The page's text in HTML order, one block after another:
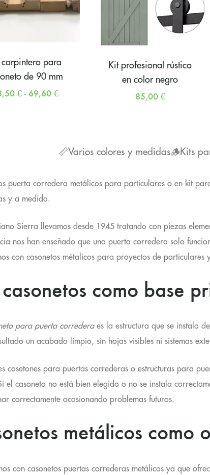
carpintero para
de 90 mm
€ - 69,60 €
Kit profesional rústico
en color negro
85,00 €
📏Varios colores y medidas🪵Kits
puerta corredera metálicos para particulares o en kit
y a medida.
Sierra llevamos desde 1945 tratando con piezas
nos han enseñado que una puerta corredera solo
con casonetos métalicos para proyectos de particulares
casonetos como base
para puerta correderaes la estructura que se instala
un acabado limpio, sin hojas visibles ni sistemas
casetones para puertas correderas o estructuras para
el casoneto no está bien elegido o no se instala
correctamente ocasionando problemas futuros.
metálicos como
con casonetos puertas correderas metálicos ya que